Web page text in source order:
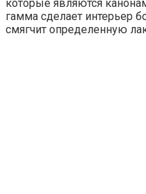
которые являются
гамма сделает интерьер
смягчит определенную